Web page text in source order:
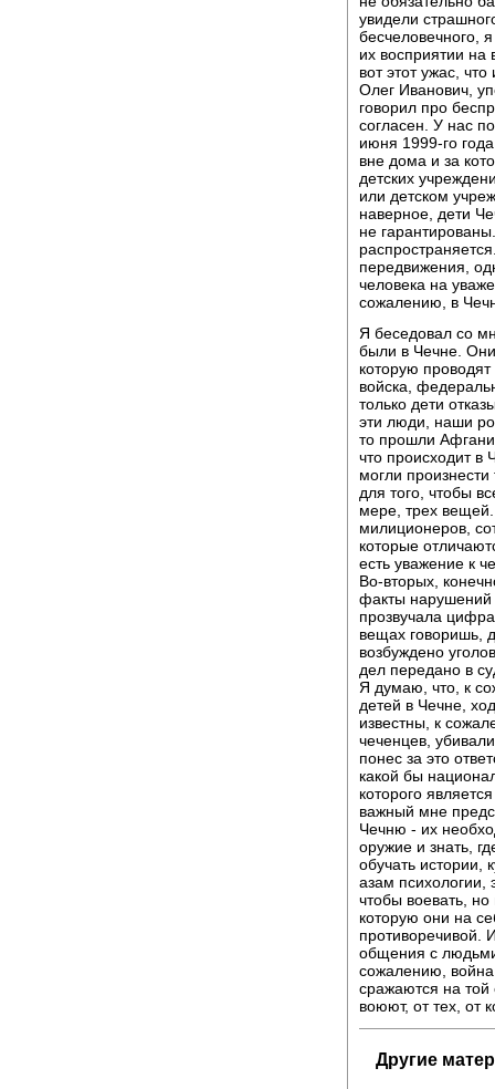
увидели
бесчеловечного,
их восприятии на
вот этот ужас,
Олег Иванович,
говорил про
согласен. У нас
июня 1999-го
вне дома и за
детских
или детском
наверное, дети
не
передвижения,
человека на
сожалению, в
Я беседовал со
были в Чечне. Они
которую
войска,
только дети
эти люди, наши
то прошли
что происходит в
могли
для того, чтобы
мере, трех
милиционеров,
которые
есть уважение к
Во-вторых,
факты нарушений
прозвучала
вещах говоришь,
возбуждено
дел передано в
Я думаю, что, к
детей в Чечне,
известны, к
чеченцев,
понес за это
какой бы
которого
важный мне
Чечню - их
оружие и знать,
обучать истории,
азам психологии,
чтобы воевать,
которую они на
противоречивой.
общения с
сожалению,
сражаются на той
воюют, от тех, от
Другие